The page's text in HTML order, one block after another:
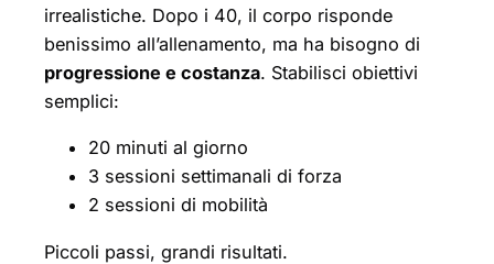
irrealistiche. Dopo i 40, il corpo risponde
benissimo all’allenamento, ma ha bisogno di
progressione e costanza. Stabilisci obiettivi
semplici:
20 minuti al giorno
3 sessioni settimanali di forza
2 sessioni di mobilità
Piccoli passi, grandi risultati.